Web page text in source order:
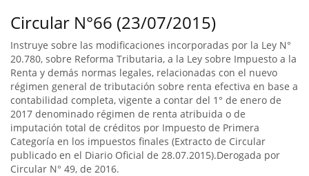
Circular N°66 (23/07/2015)
Instruye sobre las modificaciones incorporadas por la Ley N°
20.780, sobre Reforma Tributaria, a la Ley sobre Impuesto a la
Renta y demás normas legales, relacionadas con el nuevo
régimen general de tributación sobre renta efectiva en base a
contabilidad completa, vigente a contar del 1° de enero de
2017 denominado régimen de renta atribuida o de
imputación total de créditos por Impuesto de Primera
Categoría en los impuestos finales (Extracto de Circular
publicado en el Diario Oficial de 28.07.2015).Derogada por
Circular N° 49, de 2016.